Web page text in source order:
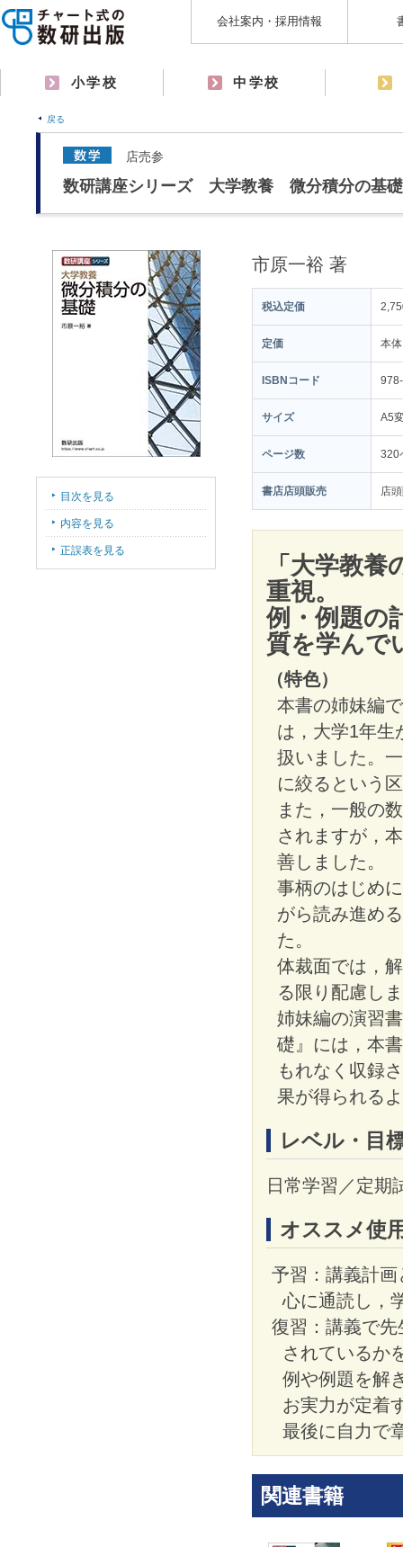
会社案内・採用情報
小学校 中学校
戻る
店売参
数研講座シリーズ 大学教養 微分積分の基礎
市原一裕 著
税込定価
定価 本
ISBNコード
サイズ A5
ページ数 320
書店店頭販売 店
「大学教
重視。
例・例題の
質を学んで
（特色）
本書の姉妹編
は，大学1年生
扱いました。
に絞るという
また，一般の
されますが，
善しました。
事柄のはじめ
がら読み進め
た。
体裁面では，
る限り配慮し
姉妹編の演習
礎』には，本
もれなく収録
果が得られる
レベル・目
日常学習／定期
オススメ使
予習：講義計
心に通読し，
復習：講義で
されているか
例や例題を解
お実力が定着
最後に自力で
関連書籍
目次を見る
内容を見る
正誤表を見る